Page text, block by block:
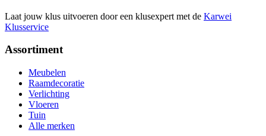
Laat jouw klus uitvoeren door een klusexpert met de Karwei
Klusservice
Assortiment
Meubelen
Raamdecoratie
Verlichting
Vloeren
Tuin
Alle merken